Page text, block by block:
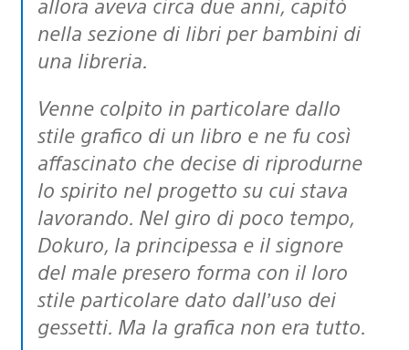
nella sezione di libri per bambini di
una libreria.
Venne colpito in particolare dallo
stile grafico di un libro e ne fu così
affascinato che decise di riprodurne
lo spirito nel progetto su cui stava
lavorando. Nel giro di poco tempo,
Dokuro, la principessa e il signore
del male presero forma con il loro
stile particolare dato dall’uso dei
gessetti. Ma la grafica non era tutto.